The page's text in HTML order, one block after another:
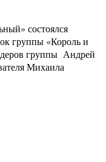
состоялся
группы «Король и
группы Андрей
Михаила